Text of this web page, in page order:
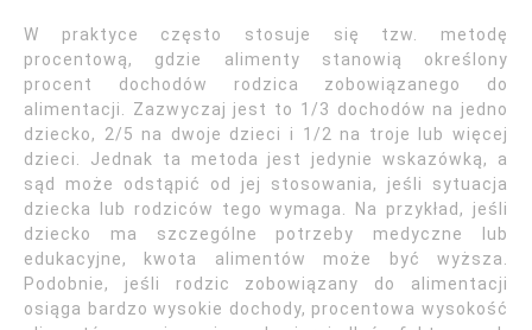
W praktyce często stosuje się tzw. metodę
procentową, gdzie alimenty stanowią określony
procent dochodów rodzica zobowiązanego do
alimentacji. Zazwyczaj jest to 1/3 dochodów na jedno
dziecko, 2/5 na dwoje dzieci i 1/2 na troje lub więcej
dzieci. Jednak ta metoda jest jedynie wskazówką, a
sąd może odstąpić od jej stosowania, jeśli sytuacja
dziecka lub rodziców tego wymaga. Na przykład, jeśli
dziecko ma szczególne potrzeby medyczne lub
edukacyjne, kwota alimentów może być wyższa.
Podobnie, jeśli rodzic zobowiązany do alimentacji
osiąga bardzo wysokie dochody, procentowa wysokość